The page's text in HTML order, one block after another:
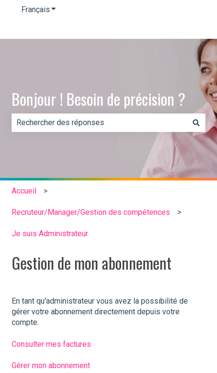
Français Afficher le sous-menu pour les traductions
Bonjour ! Besoin de précision ?
Il n'y a aucune suggestion car le champ de recherche
Accueil
Recruteur/Manager/Gestion des compétences
Je suis Administrateur
Gestion de mon abonnement
En tant qu'administrateur vous avez la possibilité de
gérer votre abonnement directement depuis votre
compte.
Consulter mes factures
Gérer mon abonnement